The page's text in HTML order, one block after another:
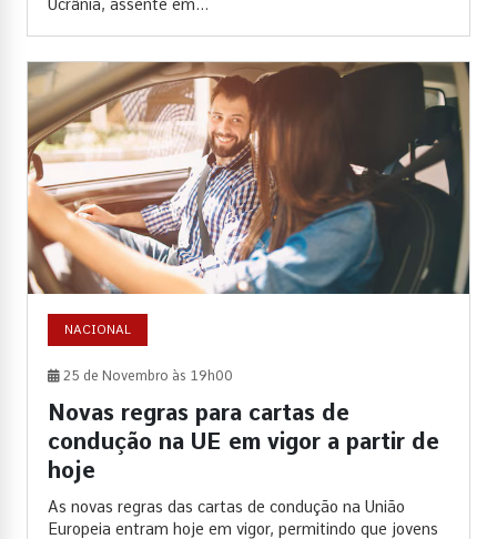
Ucrânia, assente em...
NACIONAL
25 de Novembro às 19h00
Novas regras para cartas de
condução na UE em vigor a partir de
hoje
As novas regras das cartas de condução na União
Europeia entram hoje em vigor, permitindo que jovens